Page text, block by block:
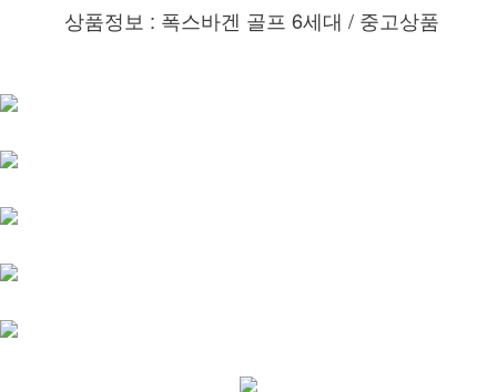
상품정보 : 폭스바겐 골프 6세대 /중고상품